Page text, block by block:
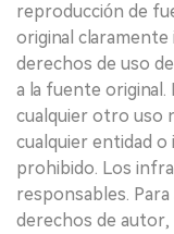
reproducción de
original claramente
derechos de uso
a la fuente
cualquier otro uso
cualquier entidad
prohibido. Los
responsables.
derechos de